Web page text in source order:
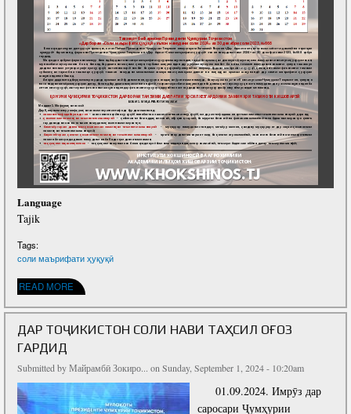
Language
Tajik
Tags:
соли маърифати ҳуқуқӣ
READ MORE
ABOUT ТАҚВИМИ СОЛИ МАЪРИФАТИ ҲУҚУҚӢ
ДАР ТОҶИКИСТОН СОЛИ НАВИ ТАҲСИЛ ОҒОЗ
ГАРДИД
Submitted byМайрамбӣ Зокиро... on Sunday, September 1, 2024 - 10:20am
01.09.2024. Имрӯз дар
саросари Ҷумҳурии